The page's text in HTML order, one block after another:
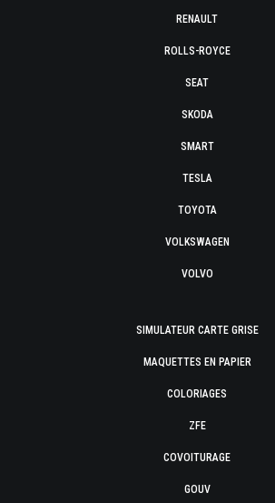
RENAULT
ROLLS-ROYCE
SEAT
SKODA
SMART
TESLA
TOYOTA
VOLKSWAGEN
VOLVO
SIMULATEUR CARTE GRISE
MAQUETTES EN PAPIER
COLORIAGES
ZFE
COVOITURAGE
GOUV